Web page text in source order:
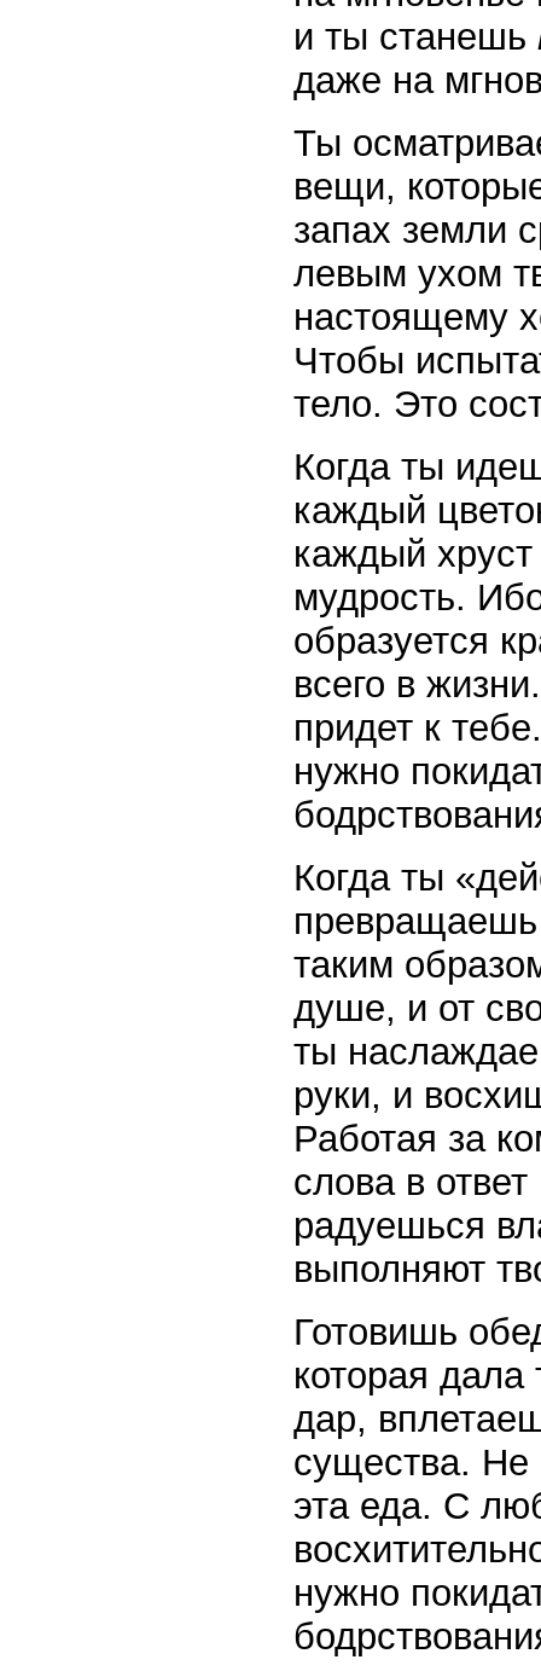
и ты станешь
даже на
Ты
вещи,
запах земли
левым ухом
настоящему
Чтобы
тело. Это
Когда ты
каждый
каждый
мудрость.
образуется
всего в
придет к
нужно
Когда ты
таким
душе, и от
ты
руки, и
Работая за
слова в
радуешься
выполняют
Готовишь
которая дала
дар,
существа. Не
эта еда. С
нужно